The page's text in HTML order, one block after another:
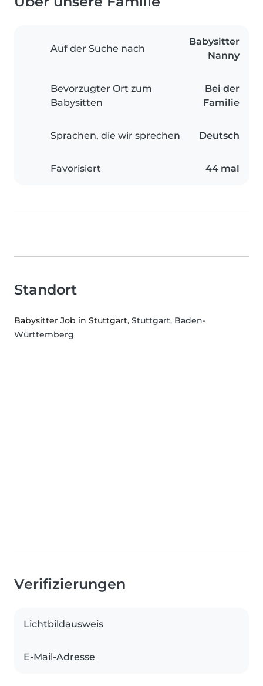
Auf der Suche nach
Babysitter
Nanny
Bevorzugter Ort zum
Babysitten
Bei der
Familie
Sprachen, die wir sprechen Deutsch
Favorisiert 44 mal
Standort
Babysitter Job in Stuttgart, Stuttgart, Baden-
Württemberg
Verifizierungen
Lichtbildausweis
E-Mail-Adresse